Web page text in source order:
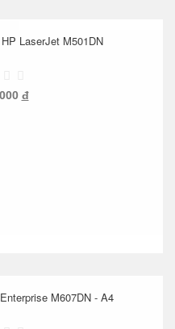
LaserJet M501DN
đ
M607DN - A4